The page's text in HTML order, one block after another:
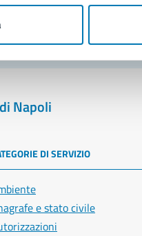
Segnala disservizio
Napoli
DI SERVIZIO
e stato civile